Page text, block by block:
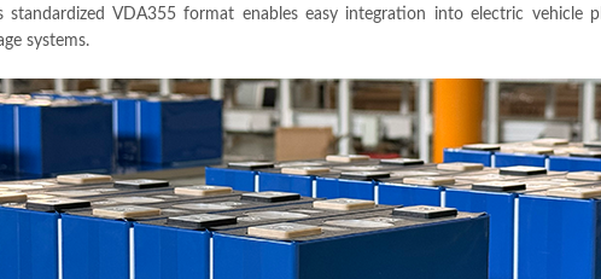
standardized VDA355 format enables easy integration into electric vehicle
systems.